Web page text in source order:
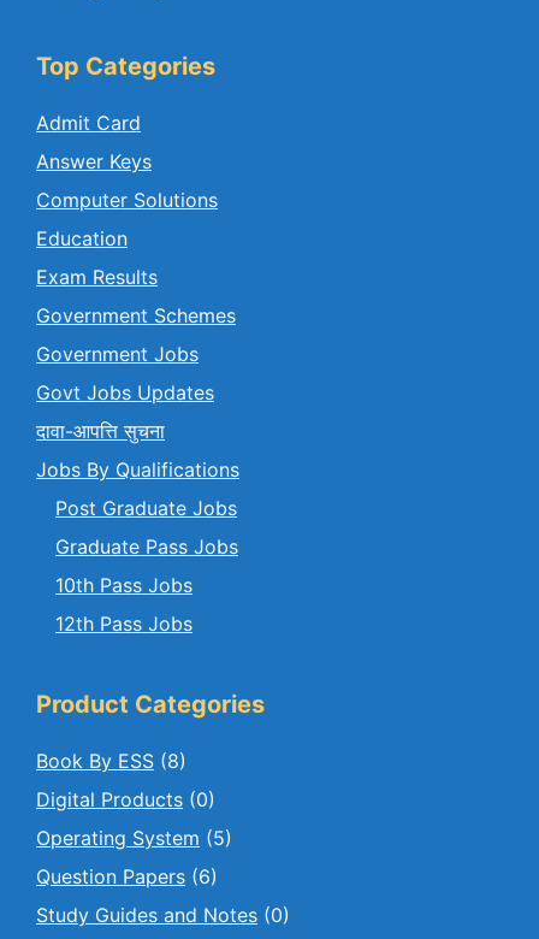
Top Categories
Admit Card
Answer Keys
Computer Solutions
Education
Exam Results
Government Schemes
Government Jobs
Govt Jobs Updates
दावा-आपत्ति सुचना
Jobs By Qualifications
Post Graduate Jobs
Graduate Pass Jobs
10th Pass Jobs
12th Pass Jobs
Product Categories
Book By ESS (8)
Digital Products (0)
Operating System (5)
Question Papers (6)
Study Guides and Notes (0)